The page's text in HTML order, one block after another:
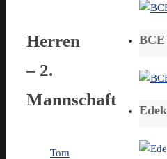
Herren
– 2.
Mannschaft
Tom
BCE